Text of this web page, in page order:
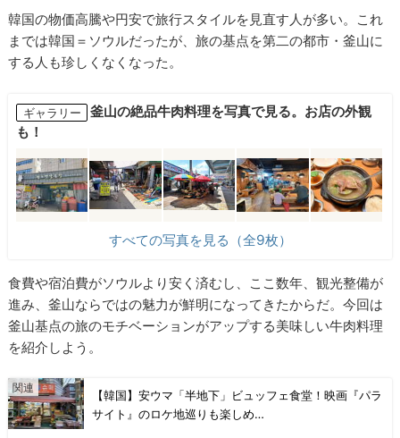
韓国の物価高騰や円安で旅行スタイルを見直す人が多い。これ
までは韓国＝ソウルだったが、旅の基点を第二の都市・釜山に
する人も珍しくなくなった。
ギャラリー
釜山の絶品牛肉料理を写真で見る。お店の外観
も！
すべての写真を見る（全9枚）
食費や宿泊費がソウルより安く済むし、ここ数年、観光整備が
進み、釜山ならではの魅力が鮮明になってきたからだ。今回は
釜山基点の旅のモチベーションがアップする美味しい牛肉料理
を紹介しよう。
【韓国】安ウマ「半地下」ビュッフェ食堂！映画『パラ
サイト』のロケ地巡りも楽しめ…